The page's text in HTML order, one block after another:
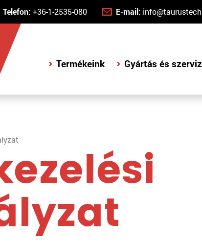
Telefon: +36-1-2535-080 E-mail:
Termékeink Gyártás és szerviz